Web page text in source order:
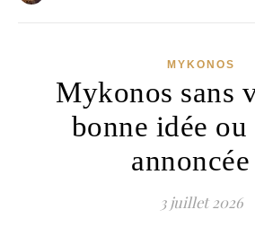
MYKONOS
Mykonos sans
bonne idée ou
annoncée
3 juillet 2026